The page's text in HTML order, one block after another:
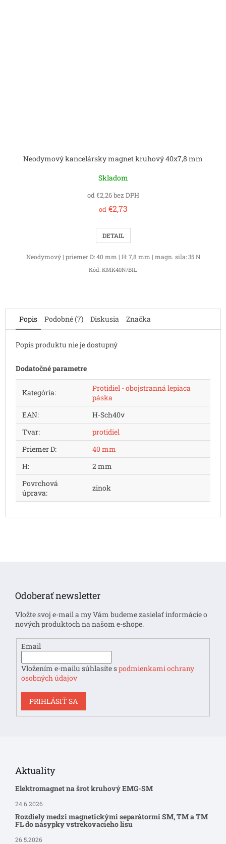
Neodymový kancelársky magnet kruhový 40x7,8 mm
Skladom
od €2,26 bez DPH
od€2,73
DETAIL
Neodymový | priemer D: 40 mm | H: 7,8 mm | magn. sila: 35 N
Kód: KMK40N/BIL
Popis Podobné (7) Diskusia Značka
Popis produktu nie je dostupný
Dodatočné parametre
Kategória:
Protidiel - obojstranná lepiaca
páska
EAN:
H-Sch40v
Tvar:
protidiel
Priemer D:
40 mm
H:
2 mm
Povrchová
úprava:
zinok
Odoberať newsletter
Vložte svoj e-mail a my Vám budeme zasielať informácie o
nových produktoch na našom e-shope.
Email
Vložením e-mailu súhlasíte spodmienkami ochrany
osobných údajov
PRIHLÁSIŤ SA
Aktuality
Elektromagnet na šrot kruhový EMG-SM
24.6.2026
Rozdiely medzi magnetickými separátormi SM, TM a TM
FL do násypky vstrekovacieho lisu
26.5.2026